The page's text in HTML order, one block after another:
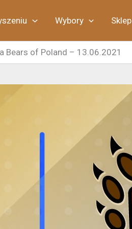
Wybory Sklep
Bears of Poland – 13.06.2021